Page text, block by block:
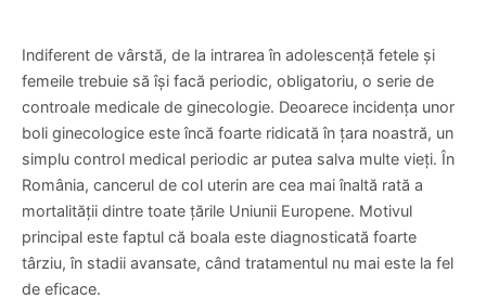
Indiferent de vârstă, de la intrarea în adolescență fetele și
femeile trebuie să își facă periodic, obligatoriu, o serie de
controale medicale de ginecologie. Deoarece incidența unor
boli ginecologice este încă foarte ridicată în țara noastră, un
simplu control medical periodic ar putea salva multe vieți. În
România, cancerul de col uterin are cea mai înaltă rată a
mortalității dintre toate țările Uniunii Europene. Motivul
principal este faptul că boala este diagnosticată foarte
târziu, în stadii avansate, când tratamentul nu mai este la fel
de eficace.